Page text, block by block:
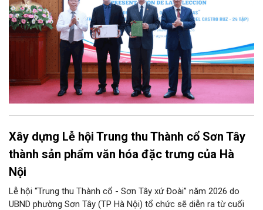
Xây dựng Lễ hội Trung thu Thành cổ Sơn Tây
thành sản phẩm văn hóa đặc trưng của Hà
Nội
Lễ hội “Trung thu Thành cổ - Sơn Tây xứ Đoài” năm 2026 do
UBND phường Sơn Tây (TP Hà Nội) tổ chức sẽ diễn ra từ cuối